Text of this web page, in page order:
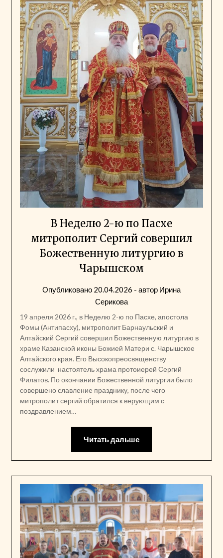
В Неделю 2-ю по Пасхе
митрополит Сергий совершил
Божественную литургию в
Чарышском
Опубликовано 20.04.2026 - автор Ирина
Серикова
19 апреля 2026 г., в Неделю 2-ю по Пасхе, апостола
Фомы (Антипасху), митрополит Барнаульский и
Алтайский Сергий совершил Божественную литургию в
храме Казанской иконы Божией Матери с. Чарышское
Алтайского края. Его Высокопреосвященству
сослужили настоятель храма протоиерей Сергий
Филатов. По окончании Божественной литургии было
совершено славление празднику, после чего
митрополит сергий обратился к верующим с
поздравлением…
Читать дальше